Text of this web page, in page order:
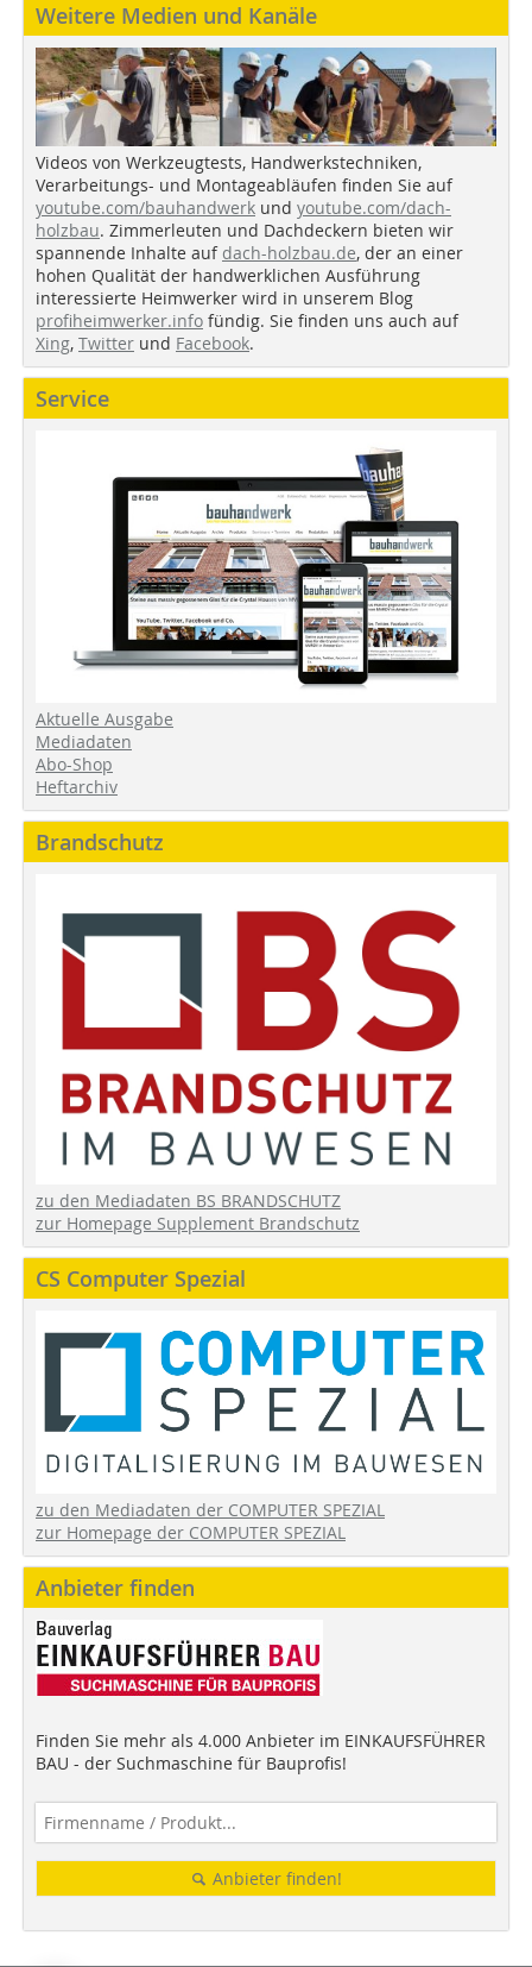
Weitere Medien und Kanäle
Videos von Werkzeugtests, Handwerkstechniken,
Verarbeitungs- und Montageabläufen finden Sie auf
youtube.com/bauhandwerk und youtube.com/dach-
holzbau. Zimmerleuten und Dachdeckern bieten wir
spannende Inhalte auf dach-holzbau.de, der an einer
hohen Qualität der handwerklichen Ausführung
interessierte Heimwerker wird in unserem Blog
profiheimwerker.info fündig. Sie finden uns auch auf
Xing, Twitter und Facebook.
Service
Aktuelle Ausgabe
Mediadaten
Abo-Shop
Heftarchiv
Brandschutz
zu den Mediadaten BS BRANDSCHUTZ
zur Homepage Supplement Brandschutz
CS Computer Spezial
zu den Mediadaten der COMPUTER SPEZIAL
zur Homepage der COMPUTER SPEZIAL
Anbieter finden
Finden Sie mehr als 4.000 Anbieter im EINKAUFSFÜHRER
BAU - der Suchmaschine für Bauprofis!
Anbieter finden!